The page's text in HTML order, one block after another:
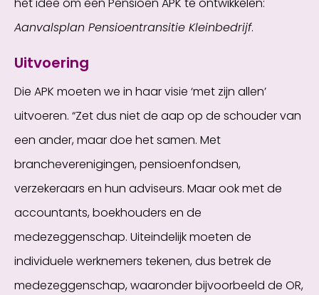
het idee om een Pensioen APK te ontwikkelen:
Aanvalsplan Pensioentransitie Kleinbedrijf.
Uitvoering
Die APK moeten we in haar visie ‘met zijn allen’
uitvoeren. “Zet dus niet de aap op de schouder van
een ander, maar doe het samen. Met
brancheverenigingen, pensioenfondsen,
verzekeraars en hun adviseurs. Maar ook met de
accountants, boekhouders en de
medezeggenschap. Uiteindelijk moeten de
individuele werknemers tekenen, dus betrek de
medezeggenschap, waaronder bijvoorbeeld de OR,